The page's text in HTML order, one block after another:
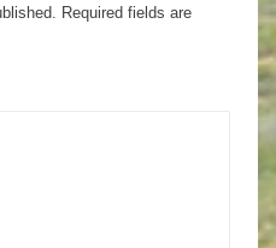
Required fields are